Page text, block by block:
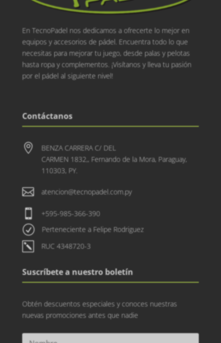
En TecnoPadel nos dedicamos a ofrecerte lo mejor en
equipos y accesorios de pádel. Encuentra todo lo que
necesitas para mejorar tu juego, desde palas y pelotas
hasta ropa y complementos. ¡Visítanos y lleva tu pasión
por el pádel al siguiente nivel!
Contáctanos

BENZA CARRERA C/ DEL
CARMEN 1832,, Fernando de la Mora, Paraguay,
110303, PY.
 atencion@tecnopadel.com.py
 +595-985-366-390
R Perteneciente a Felipe Rodriguez
k RUC 4348720-3
Suscríbete a nuestro boletín
Obtén descuentos especiales y conoces nuestras
nuevas promociones antes que nadie